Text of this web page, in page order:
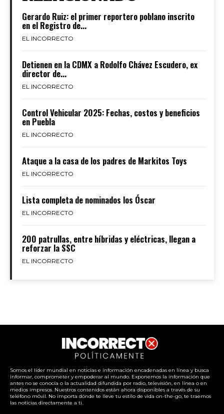
Gerardo Ruiz: el primer reportero poblano inscrito
en el Registro de...
EL INCORRECTO
Detienen en la CDMX a Rodolfo Chávez Escudero, ex
director de...
EL INCORRECTO
Control Vehicular 2025: Fechas, costos y beneficios
en Puebla
EL INCORRECTO
Ataque a la casa de los padres de Markitos Toys
EL INCORRECTO
Lista completa de nominados los Óscar
EL INCORRECTO
200 patrullas, entre híbridas y eléctricas, llegan a
reforzar la SSC
EL INCORRECTO
Somos el líder mundial en noticias e información encadenadas en línea y busca
informar, comprometer y empoderar al mundo. Exponemos la información que
antes no se conocía o la actualidad difundida por radio, televisión, en línea o en
medios impresos. Nuestros contenidos están ahora disponibles a través de su
teléfono móvil. No importa dónde te lleve tu estilo de vida on-the-go, te traemos
las noticias directamente a ti.